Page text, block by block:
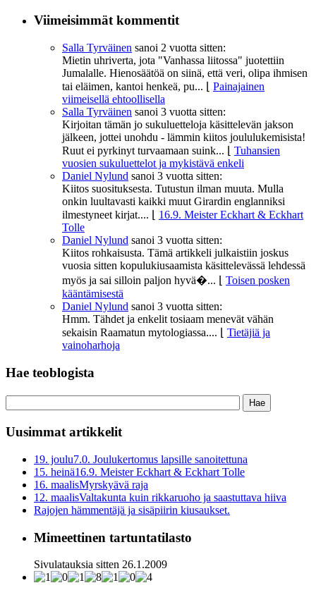
Viimeisimmät kommentit
Salla Tyrväinen sanoi 2 vuotta sitten:
Mietin uhriverta, jota "Vanhassa liitossa" juotettiin
Jumalalle. Hienosäätöä on siinä, että veri, olipa ihmisen
tai eläimen, kantoi henkeä, pu...
Painajainen
viimeisellä ehtoollisella
Salla Tyrväinen sanoi 3 vuotta sitten:
Kirjoitan tämän jo sukuluetteloja käsittelevän jakson
jälkeen, jottei unohdu - lämmin kiitos joululukemisista!
Ruut ei pyrkinyt turvaamaan suink...
Tuhansien
vuosien sukuluettelot ja mykistävä enkeli
Daniel Nylund sanoi 3 vuotta sitten:
Kiitos suosituksesta. Tutustun ilman muuta. Mulla
onkin luultavasti kaikki muut Girardin englanniksi
ilmestyneet kirjat....
16.9. Meister Eckhart & Eckhart
Tolle
Daniel Nylund sanoi 3 vuotta sitten:
Kiitos rohkaisusta. Tämä artikkeli julkaistiin joskus
vuosia sitten kopulukiusaamista käsittelevässä lehdessä
myös ja sai silloin paljon hyvä�...
Toisen posken
kääntämisestä
Daniel Nylund sanoi 3 vuotta sitten:
Hmm. Tähdet ja enkelit tosiaam menevät vähän
sekaisin Raamatun mytologiassa....
Tietäjiä ja
vainoharhoja
Hae teoblogista
Uusimmat artikkelit
19. joulu7.0. Joulukertomus lapsille sanoitettuna
15. heinä16.9. Meister Eckhart & Eckhart Tolle
16. maalisMyrskyävä raja
12. maalisValtakunta kuin rikkaruoho ja saastuttava hiiva
Rajojen hämmentäjä ja sisäpiirin kiusaukset.
Mimeettinen tartuntatilasto
Sivulatauksia sitten 26.1.2009